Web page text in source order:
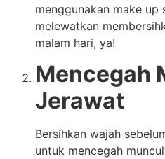
menggunakan make up
melewatkan
malam hari, ya!
Mencegah
Jerawat
Bersihkan wajah
untuk mencegah